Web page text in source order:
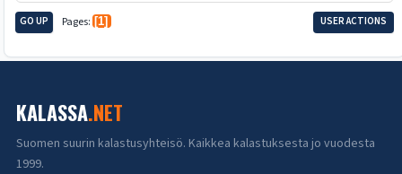
GO UP Pages 1 USER ACTIONS
KALASSA.NET
Suomen suurin kalastusyhteisö. Kaikkea kalastuksesta jo vuodesta
1999.